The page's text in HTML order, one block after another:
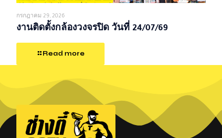
กรกฎาคม 29, 2026
งานติดตั้งกล้องวงจรปิด วันที่ 24/07/69
Read more